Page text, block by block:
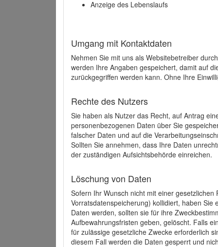
Anzeige des Lebenslaufs
Umgang mit Kontaktdaten
Nehmen Sie mit uns als Websitebetreiber
werden Ihre Angaben gespeichert, damit auf
zurückgegriffen werden kann. Ohne Ihre
Rechte des Nutzers
Sie haben als Nutzer das Recht, auf Antrag
personenbezogenen Daten über Sie
falscher Daten und auf die
Sollten Sie annehmen, dass Ihre Daten
der zuständigen Aufsichtsbehörde einreichen.
Löschung von Daten
Sofern Ihr Wunsch nicht mit einer
Vorratsdatenspeicherung) kollidiert, haben
Daten werden, sollten sie für ihre
Aufbewahrungsfristen geben, gelöscht. Falls
für zulässige gesetzliche Zwecke erforderlich
diesem Fall werden die Daten gesperrt und